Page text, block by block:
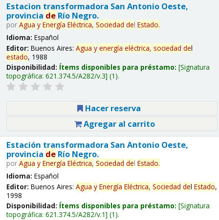
Estacion transformadora San Antonio Oeste,
provincia deRío Negro.
por Agua y Energía Eléctrica, Sociedad del Estado.
Idioma: Español
Editor: Buenos Aires: Agua y energía eléctrica, sociedad del
estado, 1988
Disponibilidad: Ítems disponibles para préstamo: Signatura
topográfica: 621.374.5/A282/v.3 (1).
Hacer reserva
Agregar al carrito
Estación transformadora San Antonio Oeste,
provincia deRío Negro.
por Agua y Energía Eléctrica, Sociedad del Estado.
Idioma: Español
Editor: Buenos Aires: Agua y Energía Eléctrica, Sociedad del Estado,
1998
Disponibilidad: Ítems disponibles para préstamo: Signatura
topográfica: 621.374.5/A282/v.1 (1).